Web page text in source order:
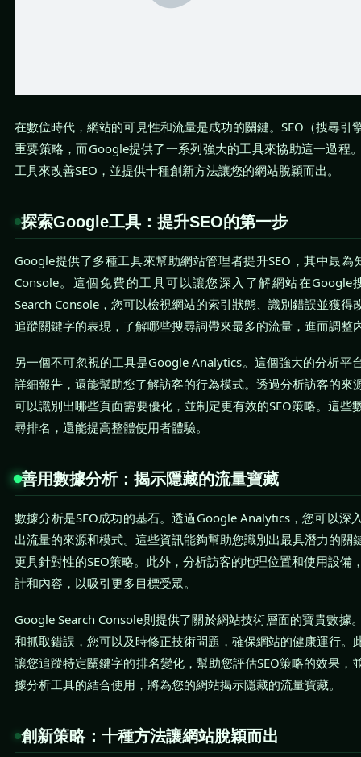
在數位時代，網站的可見性和流量是成功的關鍵。SEO（搜尋引
重要策略，而Google提供了一系列強大的工具來協助這一過程
工具來改善SEO，並提供十種創新方法讓您的網站脫穎而出。
探索Google工具：提升SEO的第一步
Google提供了多種工具來幫助網站管理者提升SEO，其中最為
Console。這個免費的工具可以讓您深入了解網站在Google
Search Console，您可以檢視網站的索引狀態、識別錯誤並獲得
追蹤關鍵字的表現，了解哪些搜尋詞帶來最多的流量，進而調整
另一個不可忽視的工具是Google Analytics。這個強大的分析平
詳細報告，還能幫助您了解訪客的行為模式。透過分析訪客的來
可以識別出哪些頁面需要優化，並制定更有效的SEO策略。這些
尋排名，還能提高整體使用者體驗。
善用數據分析：揭示隱藏的流量寶藏
數據分析是SEO成功的基石。透過Google Analytics，您可以深
出流量的來源和模式。這些資訊能夠幫助您識別出最具潛力的關
更具針對性的SEO策略。此外，分析訪客的地理位置和使用設備
計和內容，以吸引更多目標受眾。
Google Search Console則提供了關於網站技術層面的寶貴數據
和抓取錯誤，您可以及時修正技術問題，確保網站的健康運行。
讓您追蹤特定關鍵字的排名變化，幫助您評估SEO策略的效果，
據分析工具的結合使用，將為您的網站揭示隱藏的流量寶藏。
創新策略：十種方法讓網站脫穎而出